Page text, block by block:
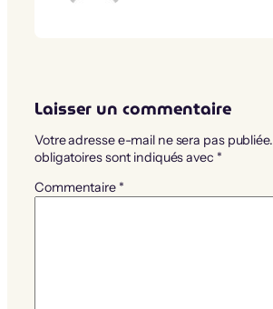
Laisser un commentaire
Votre adresse e-mail ne sera pas publiée.
obligatoires sont indiqués avec *
Commentaire *